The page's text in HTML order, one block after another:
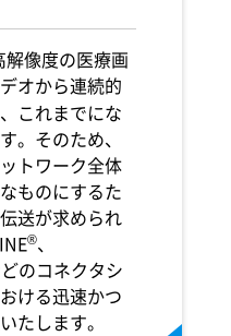
像度の医療画
オから連続的
これまでにな
。そのため、
トワーク全体
ものにするた
送が求められ
®、
のコネクタシ
ける迅速かつ
たします。